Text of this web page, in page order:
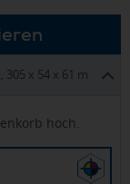
305 x 54 x 61 m
hoch.